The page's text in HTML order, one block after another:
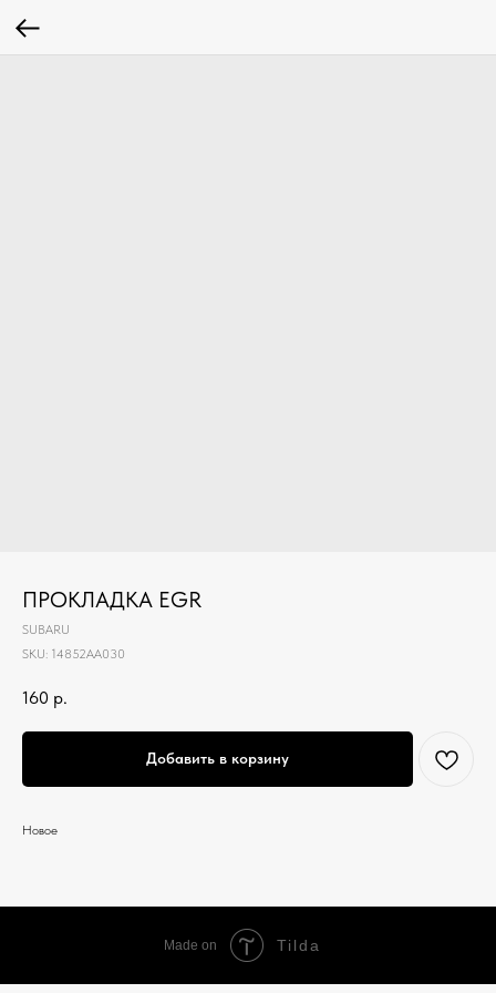
ПРОКЛАДКА EGR
SUBARU
SKU: 14852AA030
160 р.
Добавить в корзину
Новое
Made on Tilda